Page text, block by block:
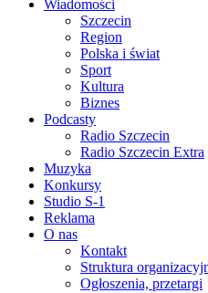
Wiadomości
Szczecin
Region
Polska i świat
Sport
Kultura
Biznes
Podcasty
Radio Szczecin
Radio Szczecin Extra
Muzyka
Konkursy
Studio S-1
Reklama
O nas
Kontakt
Struktura
Ogłoszenia, przetargi